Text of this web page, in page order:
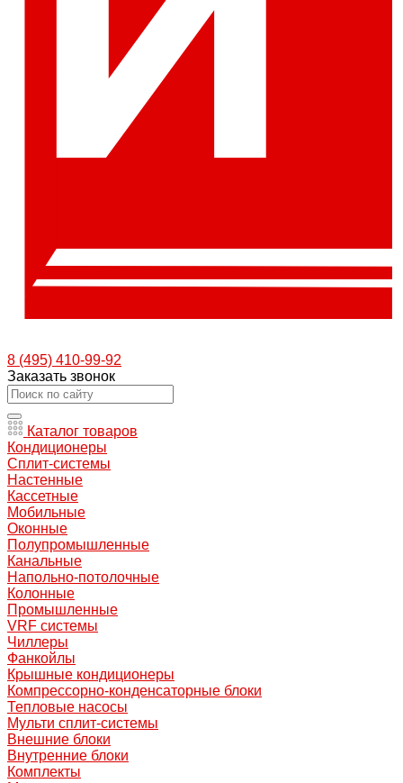
8 (495) 410-99-92
Заказать звонок
Каталог товаров
Кондиционеры
Сплит-системы
Настенные
Кассетные
Мобильные
Оконные
Полупромышленные
Канальные
Напольно-потолочные
Колонные
Промышленные
VRF системы
Чиллеры
Фанкойлы
Крышные кондиционеры
Компрессорно-конденсаторные блоки
Тепловые насосы
Мульти сплит-системы
Внешние блоки
Внутренние блоки
Комплекты